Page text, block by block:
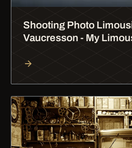
Shooting Photo
Vaucresson - My